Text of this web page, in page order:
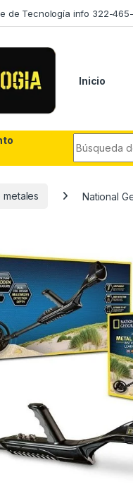
de Tecnología info 322-
Inicio
National